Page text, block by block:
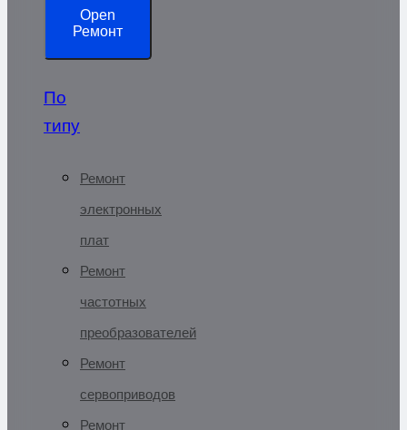
Open
Ремонт
По
типу
Ремонт
электронных
плат
Ремонт
частотных
преобразователей
Ремонт
сервоприводов
Ремонт